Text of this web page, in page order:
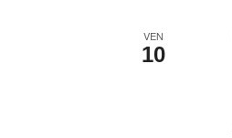
VEN
10